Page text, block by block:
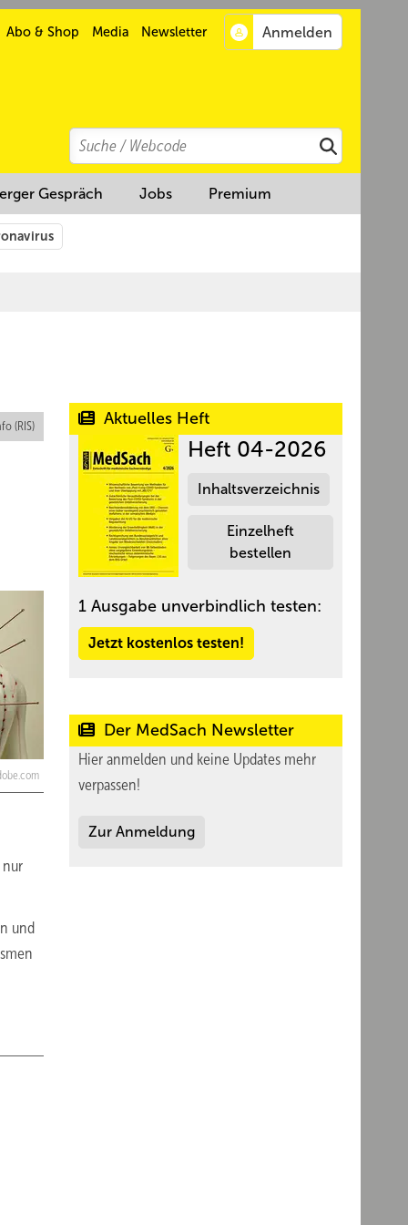
Abo & Shop Media Newsletter
Search
Suchen
Gespräch Jobs Premium
(RIS)
und
Aktuelles Heft
Heft 04-2026
Inhaltsverzeichnis
Einzelheft
bestellen
1 Ausgabe unverbindlich testen:
Jetzt kostenlos testen!
Der MedSach Newsletter
Hier anmelden und keine Updates mehr
verpassen!
Zur Anmeldung